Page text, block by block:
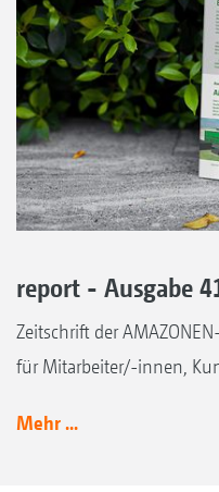
report - Ausgabe
Zeitschrift der AMAZONEN-
für Mitarbeiter/-innen,
Mehr ...